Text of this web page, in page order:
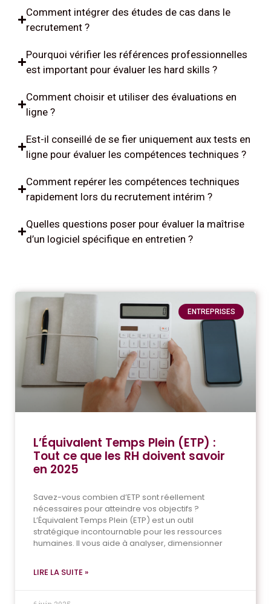
Comment intégrer des études de cas dans le
recrutement ?
Pourquoi vérifier les références professionnelles
est important pour évaluer les hard skills ?
Comment choisir et utiliser des évaluations en
ligne ?
Est-il conseillé de se fier uniquement aux tests en
ligne pour évaluer les compétences techniques ?
Comment repérer les compétences techniques
rapidement lors du recrutement intérim ?
Quelles questions poser pour évaluer la maîtrise
d’un logiciel spécifique en entretien ?
ENTREPRISES
L’Équivalent Temps Plein (ETP) :
Tout ce que les RH doivent savoir
en 2025
Savez-vous combien d’ETP sont réellement
nécessaires pour atteindre vos objectifs ?
L’Équivalent Temps Plein (ETP) est un outil
stratégique incontournable pour les ressources
humaines. Il vous aide à analyser, dimensionner
LIRE LA SUITE »